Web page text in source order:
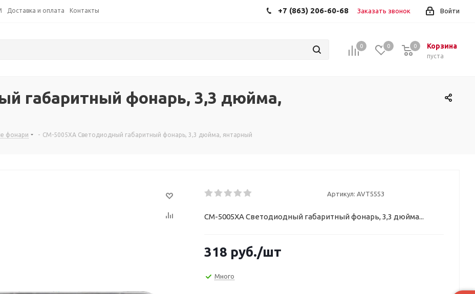
Доставка и оплата Контакты Войти
+7 (863) 206-60-68 Заказать звонок
0 0 Корзина
пуста
0
габаритный фонарь, 3,3 дюйма,
фонари - CM-5005XA Светодиодный габаритный фонарь, 3,3 дюйма, янтарный
Артикул: AVT5553
CM-5005XA Светодиодный габаритный фонарь, 3,3 дюйма...
318 руб./шт
Много